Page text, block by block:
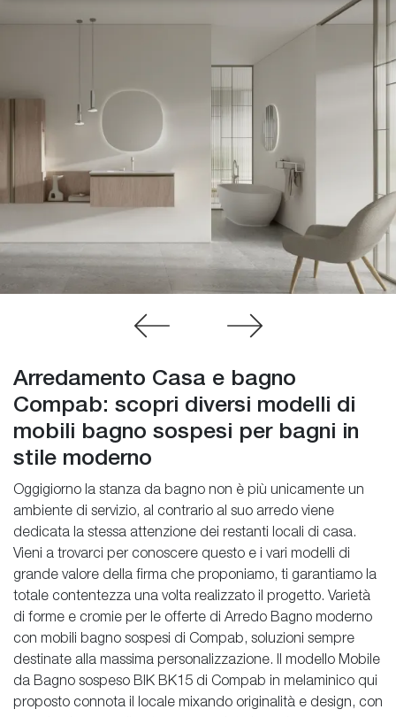
Arredamento Casa e bagno
Compab: scopri diversi modelli di
mobili bagno sospesi per bagni in
stile moderno
Oggigiorno la stanza da bagno non è più unicamente un
ambiente di servizio, al contrario al suo arredo viene
dedicata la stessa attenzione dei restanti locali di casa.
Vieni a trovarci per conoscere questo e i vari modelli di
grande valore della firma che proponiamo, ti garantiamo la
totale contentezza una volta realizzato il progetto. Varietà
di forme e cromie per le offerte di Arredo Bagno moderno
con mobili bagno sospesi di Compab, soluzioni sempre
destinate alla massima personalizzazione. Il modello Mobile
da Bagno sospeso BIK BK15 di Compab in melaminico qui
proposto connota il locale mixando originalità e design, con